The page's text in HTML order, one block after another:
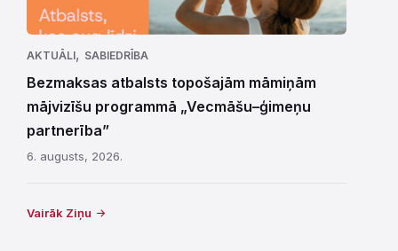
AKTUĀLI, SABIEDRĪBA
Bezmaksas atbalsts topošajām māmiņām
mājvizīšu programmā „Vecmāšu–ģimeņu
partnerība”
6. augusts, 2026.
Vairāk Ziņu